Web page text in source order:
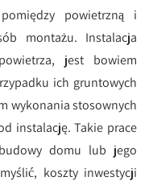
powietrzną i
montażu. Instalacja
jest bowiem
ich gruntowych
wykonania stosownych
instalację. Takie prace
domu lub jego
koszty inwestycji